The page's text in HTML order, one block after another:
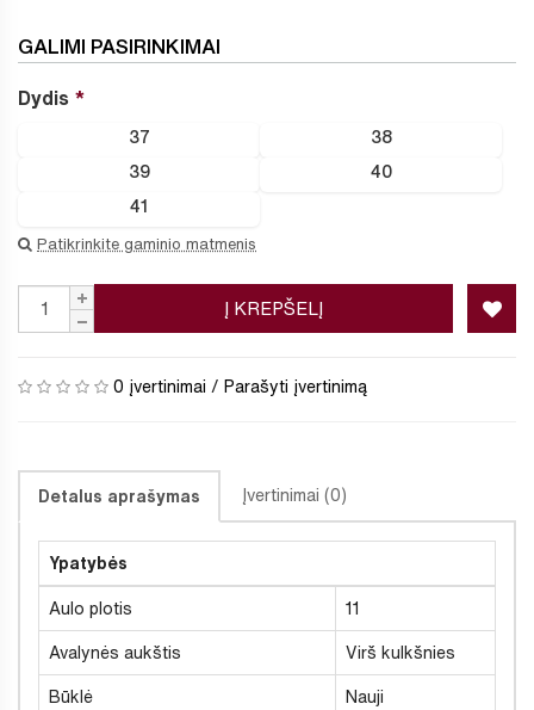
GALIMI PASIRINKIMAI
Dydis
37 38
39 40
41
Patikrinkite gaminio matmenis
Į KREPŠELĮ
0 įvertinimai / Parašyti įvertinimą
Detalus aprašymas Įvertinimai (0)
Ypatybės
Aulo plotis 11
Avalynės aukštis Virš kulkšnies
Būklė Nauji